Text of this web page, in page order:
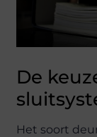
De
Het soort